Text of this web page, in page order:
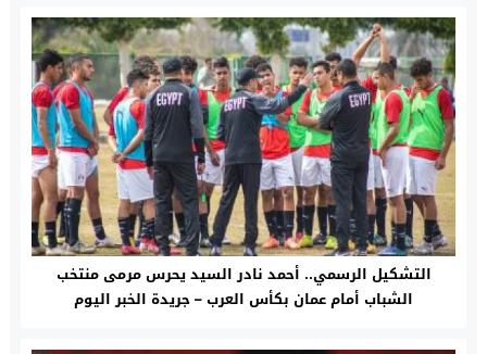
التشكيل الرسمي.. أحمد نادر السيد يحرس مرمى منتخب
الشباب أمام عمان بكأس العرب – جريدة الخبر اليوم